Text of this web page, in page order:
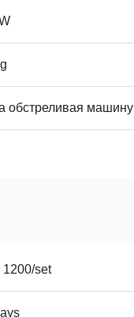
обстреливая машину
1200/set